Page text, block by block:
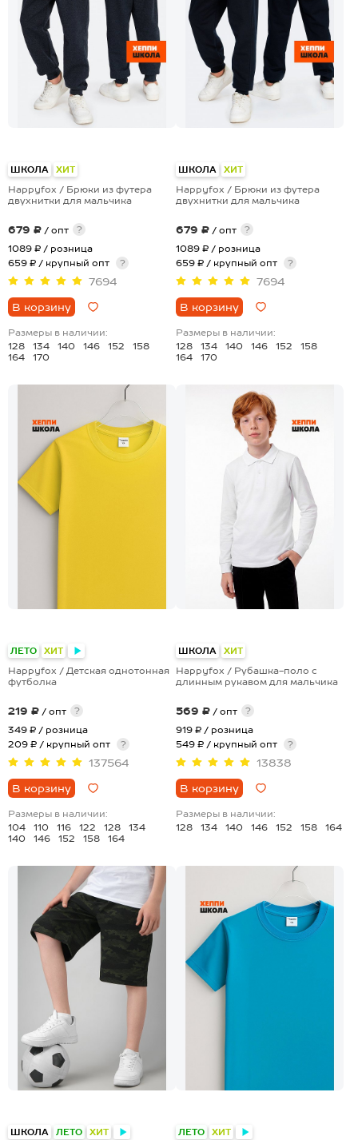
ШКОЛА ХИТ
Happyfox / Брюки из футера
двухнитки для мальчика
679 ₽ / опт
?
1089 ₽ / розница
659 ₽ / крупный опт
?
7694
В корзину
Размеры в наличии:
128
134 140 146 152
158
164
170
ШКОЛА ХИТ
Happyfox / Брюки из футера
двухнитки для мальчика
679 ₽ / опт
?
1089 ₽ / розница
659 ₽ / крупный опт
?
7694
В корзину
Размеры в наличии:
128
134 140 146 152
158
164
170
ЛЕТО ХИТ
Happyfox / Детская однотонная
футболка
219 ₽ / опт
?
349 ₽ / розница
209 ₽ / крупный опт
?
137564
В корзину
Размеры в наличии:
104
110 116 122 128
134
140
146 152 158 164
ШКОЛА ХИТ
Happyfox / Рубашка-поло с
длинным рукавом для мальчика
569 ₽ / опт
?
919 ₽ / розница
549 ₽ / крупный опт
?
13838
В корзину
Размеры в наличии:
128
134 140 146 152 158 164
ШКОЛА ЛЕТО ХИТ ЛЕТО ХИТ